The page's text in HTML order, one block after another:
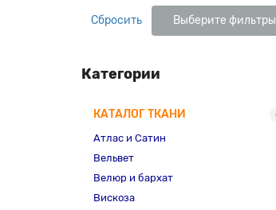
Сбросить Выберите фильтры
Категории
КАТАЛОГ ТКАНИ
Атлас и Сатин
Вельвет
Велюр и бархат
Вискоза